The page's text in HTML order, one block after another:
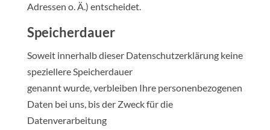
Adressen o. Ä.) entscheidet.
Speicherdauer
Soweit innerhalb dieser Datenschutzerklärung keine
speziellere Speicherdauer
genannt wurde, verbleiben Ihre personenbezogenen
Daten bei uns, bis der Zweck für die
Datenverarbeitung